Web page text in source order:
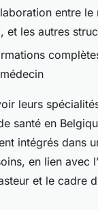
entre le
et les autres
leurs
santé en
intégrés dans
en lien avec
et le cadre